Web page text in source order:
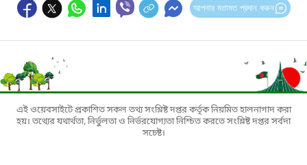
আপনার মতামত প্রদান করুন
এই ওয়েবসাইটে প্রকাশিত সকল তথ্য সংশ্লিষ্ট দপ্তর কর্তৃক নিয়মিত হালনাগাদ করা
হয়। তথ্যের যথার্থতা, নির্ভুলতা ও নির্ভরযোগ্যতা নিশ্চিত করতে সংশ্লিষ্ট দপ্তর সর্বদা
সচেষ্ট।